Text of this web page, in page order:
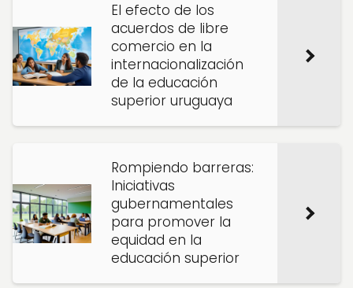
El efecto de los
acuerdos de libre
comercio en la
internacionalización
de la educación
superior uruguaya
Rompiendo barreras:
Iniciativas
gubernamentales
para promover la
equidad en la
educación superior